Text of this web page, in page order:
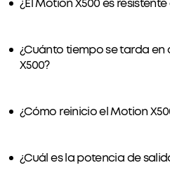
¿El Motion X500 es
¿Cuánto tiempo se tarda
X500?
¿Cómo reinicio el Motion
¿Cuál es la potencia de